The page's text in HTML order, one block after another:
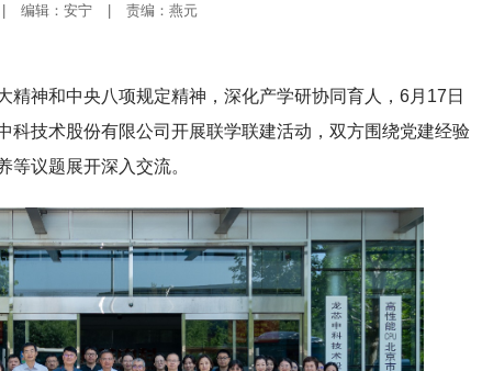
编辑：安宁 责编：燕元
精神和中央八项规定精神，深化产学研协同育人，6月17日
科技术股份有限公司开展联学联建活动，双方围绕党建经验
等议题展开深入交流。